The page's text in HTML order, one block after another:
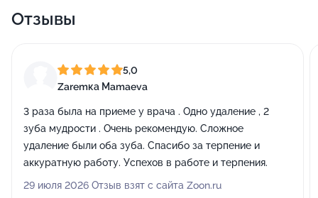
Отзывы
5,0
Zaremка Мamaeva
3 раза была на приеме у врача . Одно удаление , 2
зуба мудрости . Очень рекомендую. Сложное
удаление были оба зуба. Спасибо за терпение и
аккуратную работу. Успехов в работе и терпения.
29 июля 2026 Отзыв взят с сайта Zoon.ru